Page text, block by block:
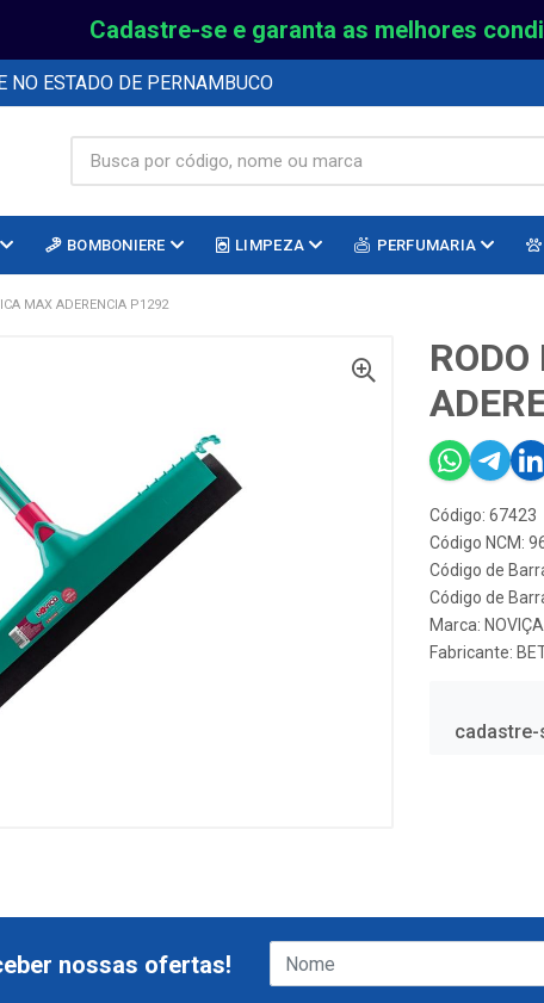
Cadastre-se e garanta as melhores
NO ESTADO DE PERNAMBUCO
BOMBONIERE LIMPEZA PERFUMARIA
MAX ADERENCIA P1292
Código: 67423
Código NCM:
Código de
Código de
Marca: NOVIÇA
Fabricante:
nossas ofertas!